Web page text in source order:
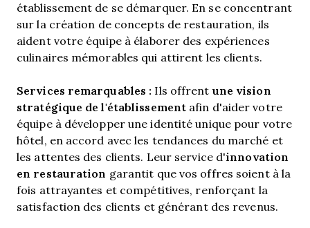
établissement de se démarquer. En se concentrant
sur la création de concepts de restauration, ils
aident votre équipe à élaborer des expériences
culinaires mémorables qui attirent les clients.
Services remarquables : Ils offrent une vision
stratégique de l'établissement afin d'aider votre
équipe à développer une identité unique pour votre
hôtel, en accord avec les tendances du marché et
les attentes des clients. Leur service d'innovation
en restauration garantit que vos offres soient à la
fois attrayantes et compétitives, renforçant la
satisfaction des clients et générant des revenus.